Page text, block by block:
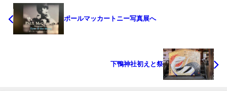
ポールマッカートニー写真展へ
下鴨神社初えと祭